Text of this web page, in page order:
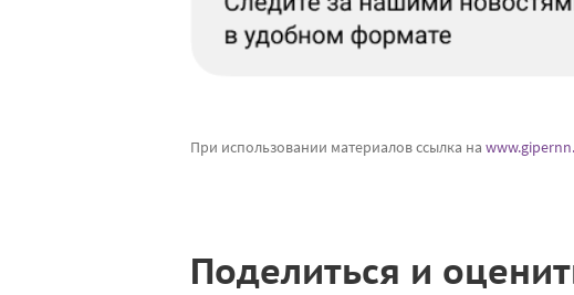
При использовании материалов ссылка на
Поделиться и